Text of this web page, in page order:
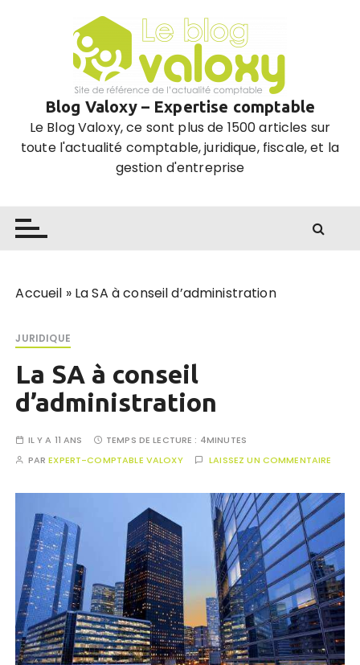
Blog Valoxy – Expertise comptable
Le Blog Valoxy, ce sont plus de 1500 articles sur
toute l'actualité comptable, juridique, fiscale, et la
gestion d'entreprise
Accueil » La SA à conseil d’administration
JURIDIQUE
La SA à conseil
d’administration
IL Y A 11 ANS TEMPS DE LECTURE : 4MINUTES
PAREXPERT-COMPTABLE VALOXY LAISSEZ UN COMMENTAIRE